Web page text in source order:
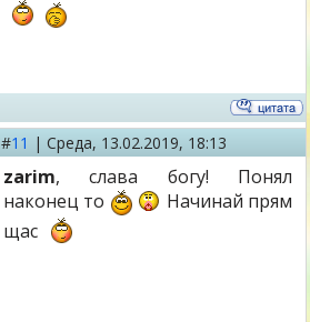
#11 | Среда, 13.02.2019, 18:13
zarim, слава богу! Понял
наконец то
Начинай прям
щас